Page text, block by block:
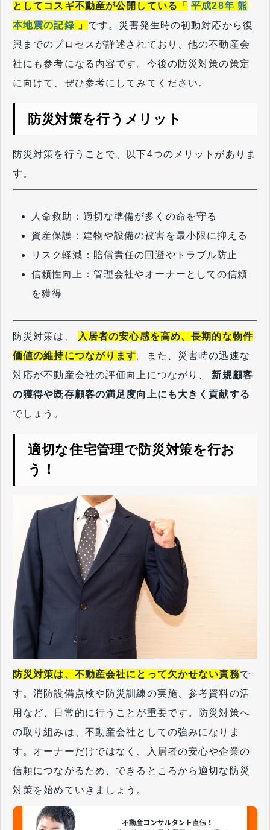
としてコスギ不動産が公開している「
平成28年 熊
本地震の記録
」 です。災害発生時の初動対応から復
興までのプロセスが詳述されており、他の不動産会
社にも参考になる内容です。今後の防災対策の策定
に向けて、ぜひ参考にしてみてください。
防災対策を行うメリット
防災対策を行うことで、以下4つのメリットがありま
す。
人命救助：適切な準備が多くの命を守る
資産保護：建物や設備の被害を最小限に抑える
リスク軽減：賠償責任の回避やトラブル防止
信頼性向上：管理会社やオーナーとしての信頼
を獲得
防災対策は、
入居者の安心感を高め、長期的な物件
価値の維持につながります。また、災害時の迅速な
対応が不動産会社の評価向上につながり、 新規顧客
の獲得や既存顧客の満足度向上にも大きく貢献する
でしょう。
適切な住宅管理で防災対策を行お
う！
防災対策は、不動産会社にとって欠かせない責務で
す。消防設備点検や防災訓練の実施、参考資料の活
用など、日常的に行うことが重要です。防災対策へ
の取り組みは、不動産会社としての強みになりま
す。オーナーだけではなく、入居者の安心や企業の
信頼につながるため、できるところから適切な防災
対策を始めていきましょう。